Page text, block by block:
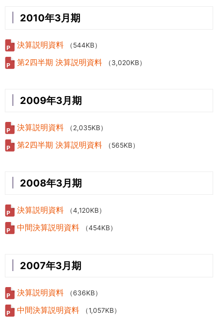
2010年3月期
決算説明資料 （544KB）
第2四半期 決算説明資料 （3,020KB）
2009年3月期
決算説明資料 （2,035KB）
第2四半期 決算説明資料 （565KB）
2008年3月期
決算説明資料 （4,120KB）
中間決算説明資料 （454KB）
2007年3月期
決算説明資料 （636KB）
中間決算説明資料 （1,057KB）